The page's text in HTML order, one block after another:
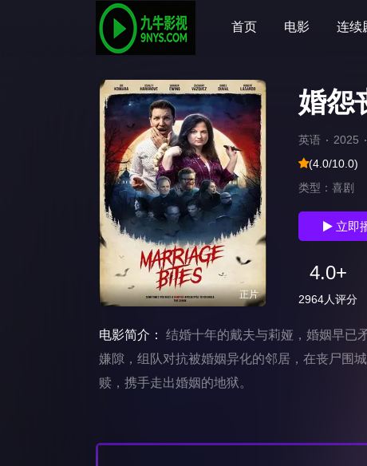
首页 电影 连续
正片
婚怨
英语 2025
(4.0/10.0)
类型： 喜剧
立即
4.0+
2964人评分
电影简介：
结婚十年的戴夫与莉娅，婚姻早已
嫌隙，组队对抗被婚姻异化的邻居，在丧尸围
赎，携手走出婚姻的地狱。